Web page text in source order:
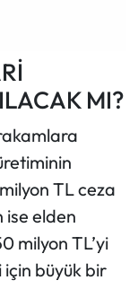
MI?
TL ceza
ise elden
milyon TL’yi
için büyük bir